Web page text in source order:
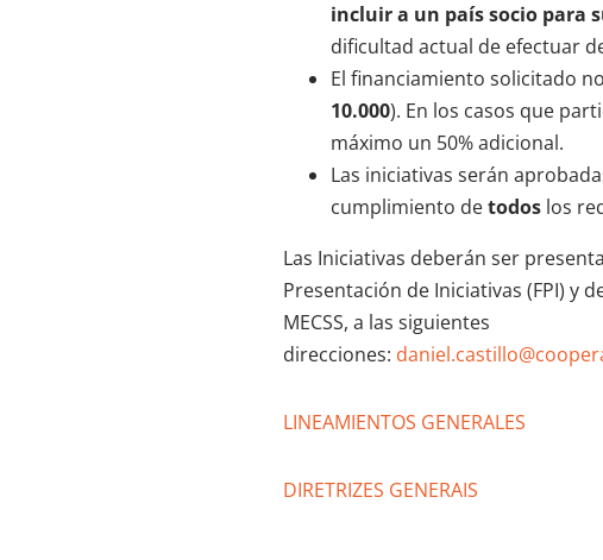
incluir a un país socio para
dificultad actual de efectuar
El financiamiento solicitado no
10.000). En los casos que
máximo un 50% adicional.
Las iniciativas serán
cumplimiento detodos los
Las Iniciativas deberán ser
Presentación de Iniciativas (FPI) y
MECSS, a las siguientes
direcciones:
LINEAMIENTOS GENERALES
DIRETRIZES GENERAIS